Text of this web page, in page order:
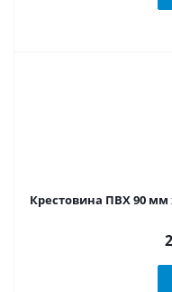
Крестовина ПВХ 90 мм